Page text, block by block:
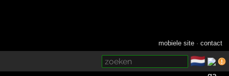
mobiele site ·contact
🇳🇱